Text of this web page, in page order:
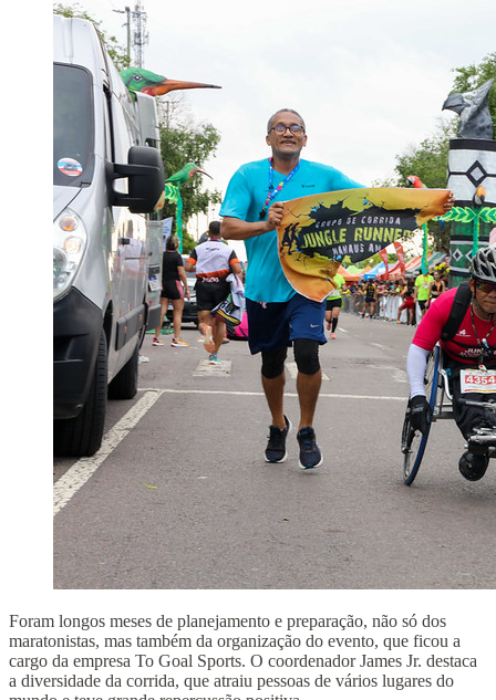
Foram longos meses de planejamento e preparação, não só dos
maratonistas, mas também da organização do evento, que ficou a
cargo da empresa To Goal Sports. O coordenador James Jr. destaca
a diversidade da corrida, que atraiu pessoas de vários lugares do